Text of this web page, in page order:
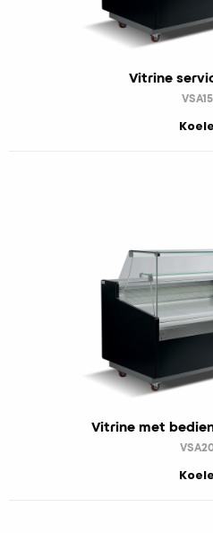
Vitrine
Vitrine met